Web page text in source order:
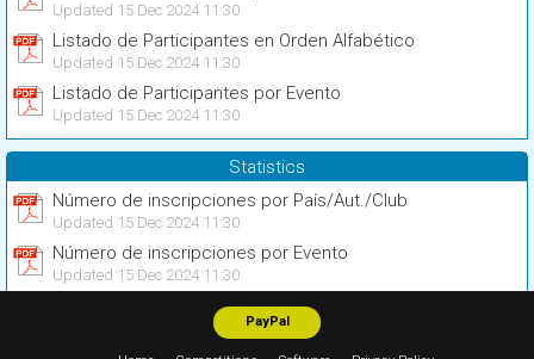
Updated 15 Dec 2024 11:30
Listado de Participantes en Orden Alfabético
Updated 15 Dec 2024 11:30
Listado de Participantes por Evento
Updated 15 Dec 2024 11:30
Statistics
Número de inscripciones por País/Aut./Club
Updated 15 Dec 2024 11:30
Número de inscripciones por Evento
Updated 15 Dec 2024 11:30
PayPal